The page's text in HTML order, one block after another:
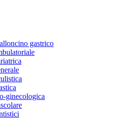
gastrico
ginecologica